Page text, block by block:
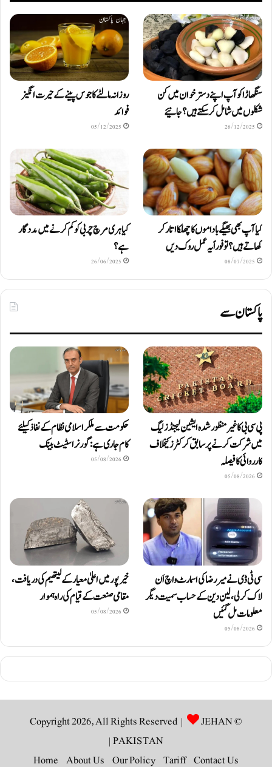
سنگھاڑا کو آپ اپنے دستر خوان میں کن
شکلوں میں شامل کرسکتے ہیں ؟ جانیئے
26/12/2025
روزانہ مالٹے کا جوس پینے کے حیرت انگیز
فوائد
05/12/2025
کیا آپ بھی بھیگے باداموں کا چھلکا اتار کر
کھاتے ہیں؟ تو فوراً یہ عمل روک دیں
08/07/2025
کیا ہری مرچ چربی کو کم کرنے میں مددگار
ہے؟
26/06/2025
پاکستان سے
پی سی بی کا غیر منظور شدہ ایشین لیجنڈز لیگ
میں شرکت کرنے پر سابق کرکٹرز کیخلاف
کارروائی کا فیصلہ
05/08/2026
حکومت سے ملکر اسلامی نظام کے نفاذ کیلئے
کام جاری ہے: گورنر اسٹیٹ بینک
05/08/2026
سی ٹی ڈی نے میر رضا کی اسمارٹ واچ اَن
لاک کرلی، لین دین کے حساب سمیت دیگر
معلومات مل گئیں
05/08/2026
خیرپور میں اعلیٰ معیار کے لیتھیم کی دریافت،
مقامی صنعت کے قیام کی راہ ہموار
05/08/2026
© Copyright 2026, All Rights Reserved |
JEHAN
PAKISTAN
|
Contact Us
Tariff
Our Policy
About Us
Home